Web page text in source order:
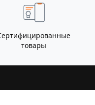
товары